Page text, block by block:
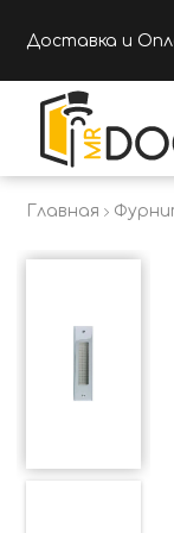
Доставка и
Главная